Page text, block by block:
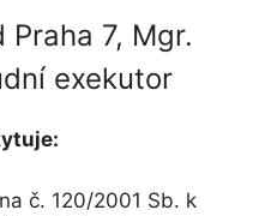
Praha 7, Mgr.
exekutor
č. 120/2001 Sb. k